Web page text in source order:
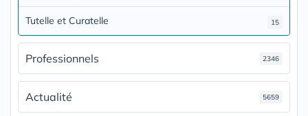
Tutelle et Curatelle 15
Professionnels 2346
Actualité 5659